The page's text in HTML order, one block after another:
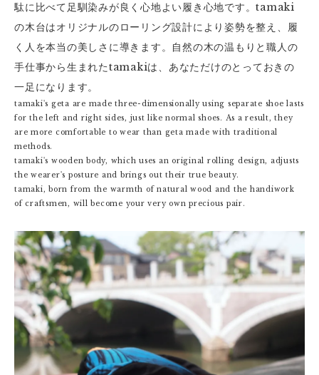
駄に比べて足馴染みが良く心地よい履き心地です。tamaki
の木台はオリジナルのローリング設計により姿勢を整え、履
く人を本当の美しさに導きます。自然の木の温もりと職人の
手仕事から生まれたtamakiは、あなただけのとっておきの
一足になります。
tamaki's geta are made three-dimensionally using separate shoe lasts
for the left and right sides, just like normal shoes. As a result, they
are more comfortable to wear than geta made with traditional
methods.
tamaki's wooden body, which uses an original rolling design, adjusts
the wearer's posture and brings out their true beauty.
tamaki, born from the warmth of natural wood and the handiwork
of craftsmen, will become your very own precious pair.